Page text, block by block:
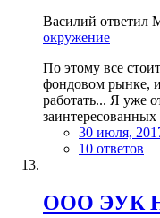
Василий ответил
окружение
По этому все
фондовом рынке, и
работать... Я уже
30 июля,
10 ответов
ООО ЭУК